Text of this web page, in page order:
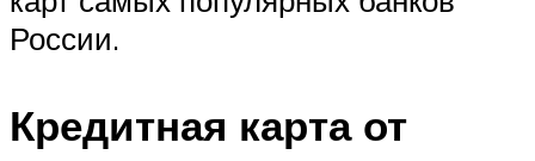
России.
Кредитная карта от